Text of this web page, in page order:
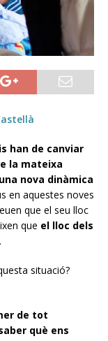
han de canviar
la mateixa
nova dinàmica
en aquestes noves
que el seu lloc
que el lloc dels
.
situació?
de tot
què ens